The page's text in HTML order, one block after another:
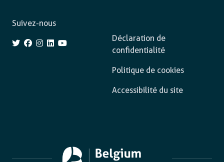
Déclaration de
confidentialité
Politique de cookies
Accessibilité du site
Suivez-nous